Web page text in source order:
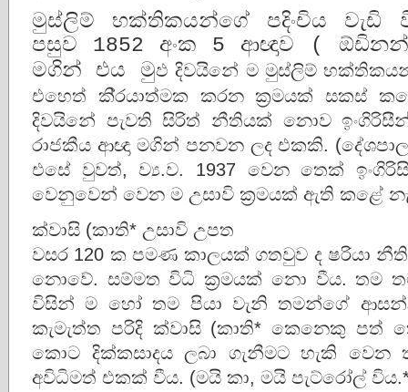
මුස්ලිම් භක්තිකයන්ගේ පදිංචිය වැඩි
පසුව 1852 අංක 5 ආඥාව (
මගින් එය මුඵ දිවයිනේ ම මුස්ලිම්
එහෙත් කි‍්‍රයාත්මක කරන ක‍්‍රමයක් සකස්
දිවයිනේ පැවති සිරිත් නීතියක් නොව
රාජකීය ආඥා මගින් පනවන ලද එකකි.
එසේ වුවත්, ව්‍ය.ව. 1937 වෙන තෙක්
වෙනුවෙන් වෙන ම උසාවි ක‍්‍රමයක් ඇති කළේ
ක්වාසි (කාති* උසාවි උපත
වසර 120 ක පමණ කාලයක් ගතවුව ද ෂරියා
නොවේ. සම්මත විධි ක‍්‍රමයක් නො වීය. තම
විසින් ම හෝ තම පියා වැනි තමන්ගේ
කැමැත්ත පරිදි ක්වාසි (කාති* කෙනෙකු පත්
කොට දික්කසාදය ලබා ගැනීමට හැකි
අවිධිමත් එකක් වීය. (මයි කා, මයි පැට්රෝල්